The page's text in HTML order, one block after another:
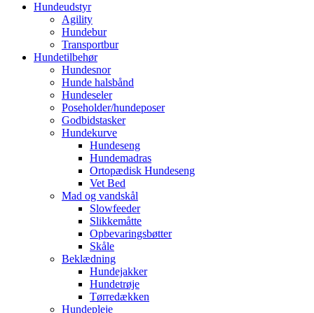
Hundeudstyr
Agility
Hundebur
Transportbur
Hundetilbehør
Hundesnor
Hunde halsbånd
Hundeseler
Poseholder/hundeposer
Godbidstasker
Hundekurve
Hundeseng
Hundemadras
Ortopædisk Hundeseng
Vet Bed
Mad og vandskål
Slowfeeder
Slikkemåtte
Opbevaringsbøtter
Skåle
Beklædning
Hundejakker
Hundetrøje
Tørredækken
Hundepleje